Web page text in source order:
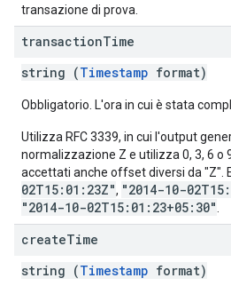
transazione di prova.
transactionTime
string (Timestamp format)
Obbligatorio. L'ora in cui è stata
Utilizza RFC 3339, in cui l'output
normalizzazione Z e utilizza 0, 3, 6 o
accettati anche offset diversi da "Z".
02T15:01:23Z", "2014-10-
"2014-10-02T15:01:23+05:30"
createTime
string (Timestamp format)